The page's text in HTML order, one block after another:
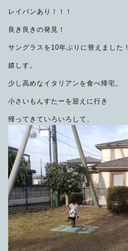
レイバンあり！！！
良き良きの発見！
サングラスを10年ぶりに替えました！
嬉しす。
少し高めなイタリアンを食べ帰宅。
小さいもんすたーを迎えに行き
帰ってきていろいろして、